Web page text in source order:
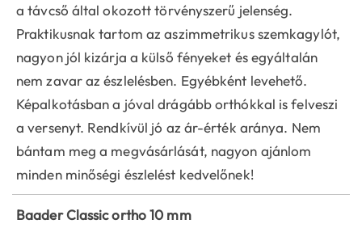
a távcső által okozott törvényszerű jelenség.
Praktikusnak tartom az aszimmetrikus szemkagylót,
nagyon jól kizárja a külső fényeket és egyáltalán
nem zavar az észlelésben. Egyébként levehető.
Képalkotásban a jóval drágább orthókkal is felveszi
a versenyt. Rendkívül jó az ár-érték aránya. Nem
bántam meg a megvásárlását, nagyon ajánlom
minden minőségi észlelést kedvelőnek!
Baader Classic ortho 10 mm